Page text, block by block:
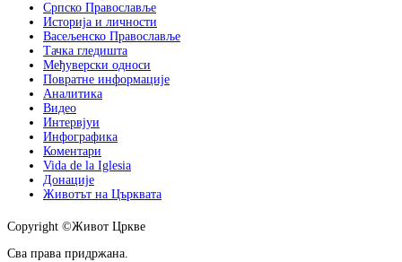
Српско Православље
Историја и личности
Васељенско Православље
Тачка гледишта
Међуверски односи
Повратне информације
Аналитика
Видео
Интервјуи
Инфографика
Коментари
Vida de la Iglesia
Донације
Животът на Църквата
Copyright ©Живот Цркве
Сва права придржана.